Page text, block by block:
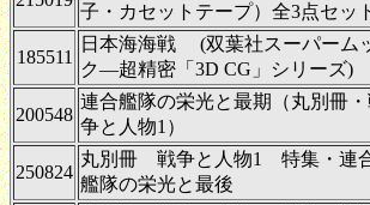
子・カセットテープ）全3点セッ
185511
日本海海戦 (双葉社スーパーム
ク―超精密「3D CG」シリーズ)
200548
連合艦隊の栄光と最期（丸別冊
争と人物1）
250824
丸別冊 戦争と人物1 特集・連
艦隊の栄光と最後